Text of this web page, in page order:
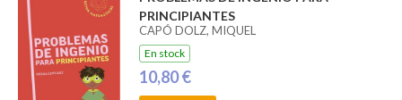
PRINCIPIANTES
CAPÓ DOLZ, MIQUEL
En stock
10,80 €